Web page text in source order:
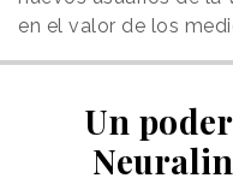
en el valor de los
Un